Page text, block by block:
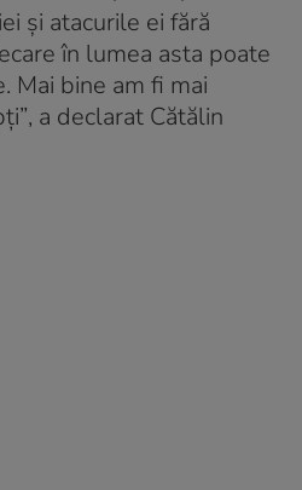
și atacurile ei fără
în lumea asta poate
Mai bine am fi mai
, a declarat Cătălin